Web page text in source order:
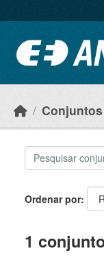
Ordenar por
1